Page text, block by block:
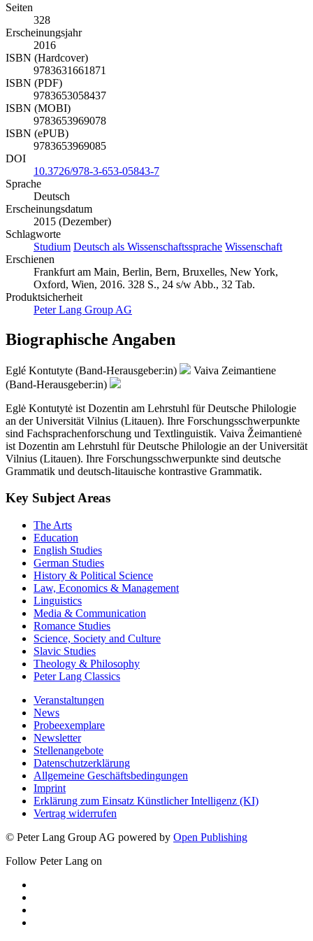
Seiten
328
Erscheinungsjahr
2016
ISBN (Hardcover)
9783631661871
ISBN (PDF)
9783653058437
ISBN (MOBI)
9783653969078
ISBN (ePUB)
9783653969085
DOI
10.3726/978-3-653-05843-7
Sprache
Deutsch
Erscheinungsdatum
2015 (Dezember)
Schlagworte
Studium Deutsch als Wissenschaftssprache Wissenschaft
Erschienen
Frankfurt am Main, Berlin, Bern, Bruxelles, New York,
Oxford, Wien, 2016. 328 S., 24 s/w Abb., 32 Tab.
Produktsicherheit
Peter Lang Group AG
Biographische Angaben
Eglé Kontutyte (Band-Herausgeber:in)
Vaiva Zeimantiene
(Band-Herausgeber:in)
Eglė Kontutytė ist Dozentin am Lehrstuhl für Deutsche Philologie
an der Universität Vilnius (Litauen). Ihre Forschungsschwerpunkte
sind Fachsprachenforschung und Textlinguistik. Vaiva Žeimantienė
ist Dozentin am Lehrstuhl für Deutsche Philologie an der Universität
Vilnius (Litauen). Ihre Forschungsschwerpunkte sind deutsche
Grammatik und deutsch-litauische kontrastive Grammatik.
Key Subject Areas
The Arts
Education
English Studies
German Studies
History & Political Science
Law, Economics & Management
Linguistics
Media & Communication
Romance Studies
Science, Society and Culture
Slavic Studies
Theology & Philosophy
Peter Lang Classics
Veranstaltungen
News
Probeexemplare
Newsletter
Stellenangebote
Datenschutzerklärung
Allgemeine Geschäftsbedingungen
Imprint
Erklärung zum Einsatz Künstlicher Intelligenz (KI)
Vertrag widerrufen
© Peter Lang Group AG powered by Open Publishing
Follow Peter Lang on